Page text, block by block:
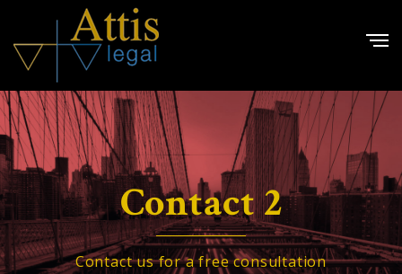
Contact 2
Contact us for a free consultation